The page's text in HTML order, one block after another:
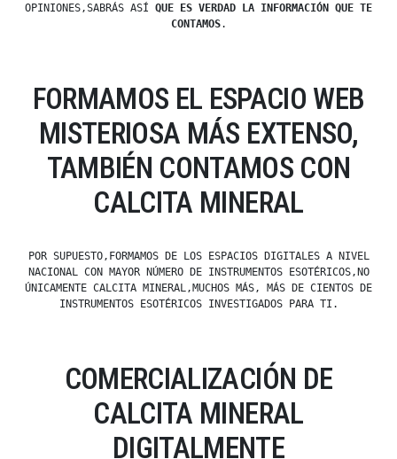
OPINIONES,SABRÁS ASÍ QUE ES VERDAD LA INFORMACIÓN QUE TE
CONTAMOS.
FORMAMOS EL ESPACIO WEB
MISTERIOSA MÁS EXTENSO,
TAMBIÉN CONTAMOS CON
CALCITA MINERAL
POR SUPUESTO,FORMAMOS DE LOS ESPACIOS DIGITALES A NIVEL
NACIONAL CON MAYOR NÚMERO DE INSTRUMENTOS ESOTÉRICOS,NO
ÚNICAMENTE CALCITA MINERAL,MUCHOS MÁS, MÁS DE CIENTOS DE
INSTRUMENTOS ESOTÉRICOS INVESTIGADOS PARA TI.
COMERCIALIZACIÓN DE
CALCITA MINERAL
DIGITALMENTE